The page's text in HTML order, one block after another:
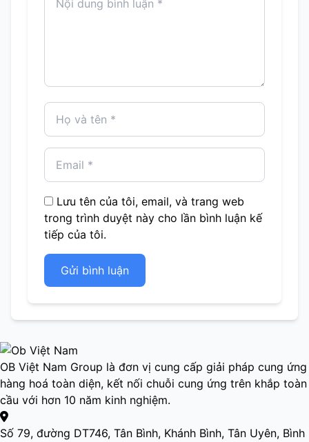
Lưu tên của tôi, email, và trang web
trong trình duyệt này cho lần bình luận kế
tiếp của tôi.
Gửi bình luận
OB Việt Nam Group là đơn vị cung cấp giải pháp cung ứng
hàng hoá toàn diện, kết nối chuỗi cung ứng trên khắp toàn
cầu với hơn 10 năm kinh nghiệm.
Số 79, đường DT746, Tân Bình, Khánh Bình, Tân Uyên, Bình